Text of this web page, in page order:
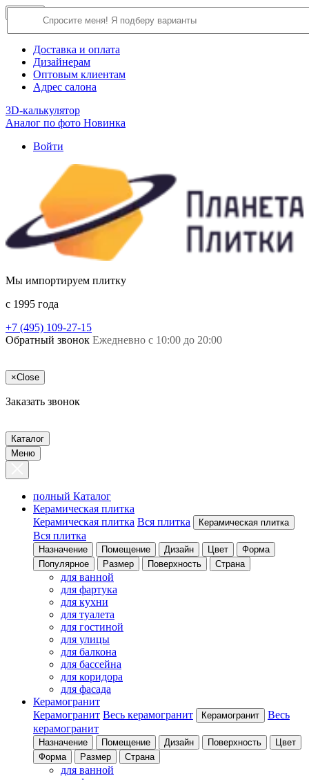
О компании
Доставка и оплата
Дизайнерам
Оптовым клиентам
Адрес салона
3D-калькулятор
Аналог по фото Новинка
Войти
Мы импортируем плитку
c 1995 года
+7 (495) 109-27-15
Обратный звонок Ежедневно с 10:00 до 20:00
×Close
Заказать звонок
Каталог
Меню
полный Каталог
Керамическая плитка
Керамическая плитка Вся плитка Керамическая плитка
Вся плитка
Назначение Помещение Дизайн Цвет
Форма
Популярное
Размер Поверхность Страна
для ванной
для фартука
для кухни
для туалета
для гостиной
для улицы
для балкона
для бассейна
для коридора
для фасада
Керамогранит
Керамогранит Весь керамогранит Керамогранит
Весь
керамогранит
Назначение Помещение Дизайн Поверхность
Цвет
Форма
Размер Страна
для ванной